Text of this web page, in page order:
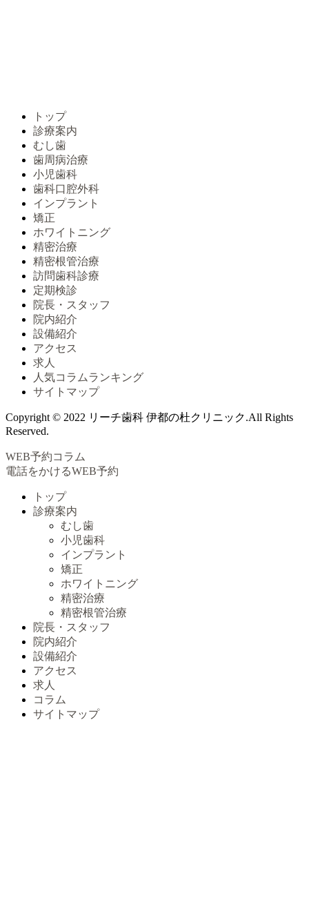
トップ
診療案内
むし歯
歯周病治療
小児歯科
歯科口腔外科
インプラント
矯正
ホワイトニング
精密治療
精密根管治療
訪問歯科診療
定期検診
院長・スタッフ
院内紹介
設備紹介
アクセス
求人
人気コラムランキング
サイトマップ
Copyright © 2022 リーチ歯科 伊都の杜クリニック.All Rights
Reserved.
WEB予約コラム
電話をかけるWEB予約
トップ
診療案内
むし歯
小児歯科
インプラント
矯正
ホワイトニング
精密治療
精密根管治療
院長・スタッフ
院内紹介
設備紹介
アクセス
求人
コラム
サイトマップ